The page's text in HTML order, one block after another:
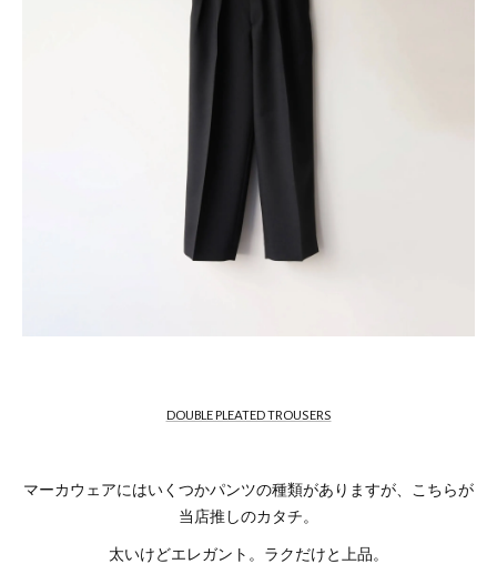
DOUBLE PLEATED TROUSERS
マーカウェアにはいくつかパンツの種類がありますが、こちらが
当店推しのカタチ。
太いけどエレガント。ラクだけと上品。